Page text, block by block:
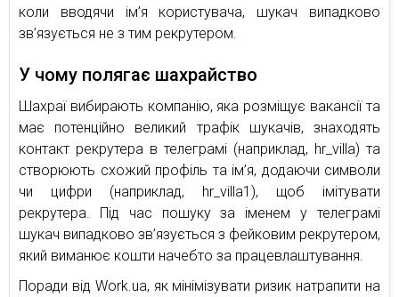
коли вводячи ім’я користувача, шукач випадково
зв’язується не з тим рекрутером.
У чому полягає шахрайство
Шахраї вибирають компанію, яка розміщує вакансії та
має потенційно великий трафік шукачів, знаходять
контакт рекрутера в телеграмі (наприклад, hr_villa) та
створюють схожий профіль та ім’я, додаючи символи
чи цифри (наприклад, hr_villa1), щоб імітувати
рекрутера. Під час пошуку за іменем у телеграмі
шукач випадково зв’язується з фейковим рекрутером,
який виманює кошти начебто за працевлаштування.
Поради від Work.ua, як мінімізувати ризик натрапити на